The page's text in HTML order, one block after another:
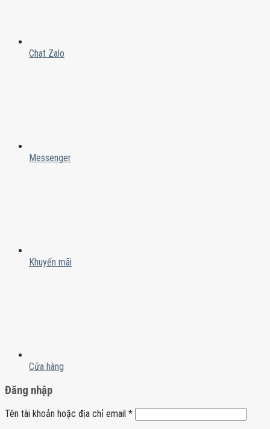
Chat Zalo
Messenger
Khuyến mãi
Cửa hàng
Đăng nhập
Tên tài khoản hoặc địa chỉ email *